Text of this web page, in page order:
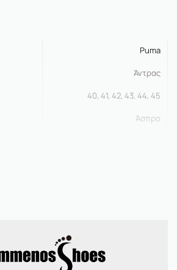
Puma
Άντρας
40, 41, 42, 43, 44, 45
Άσπρο